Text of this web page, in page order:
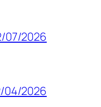
07/2026
04/2026